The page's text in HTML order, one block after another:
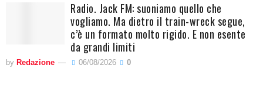
Radio. Jack FM: suoniamo quello che
vogliamo. Ma dietro il train-wreck segue,
c’è un formato molto rigido. E non esente
da grandi limiti
by Redazione 06/08/2026 0